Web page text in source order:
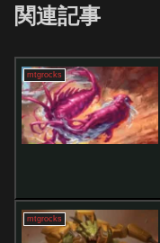
関連記事
mtgrocks
mtgrocks